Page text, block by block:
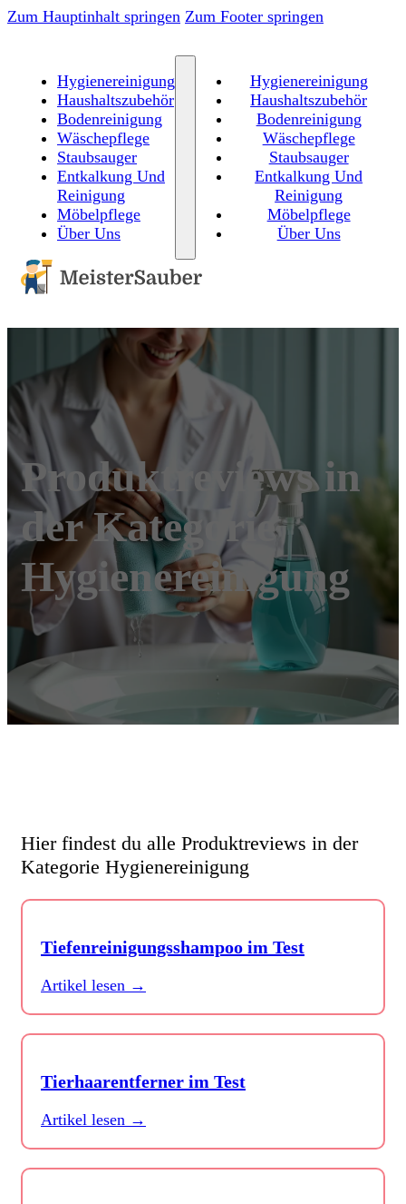
Zum Hauptinhalt springen Zum Footer springen
Hygienereinigung
Haushaltszubehör
Bodenreinigung
Wäschepflege
Staubsauger
Entkalkung Und
Reinigung
Möbelpflege
Über Uns
Hygienereinigung
Haushaltszubehör
Bodenreinigung
Wäschepflege
Staubsauger
Entkalkung Und
Reinigung
Möbelpflege
Über Uns
Produktreviews in
der Kategorie
Hygienereinigung
Hier findest du alle Produktreviews in der
Kategorie Hygienereinigung
Tiefenreinigungsshampoo im Test
Artikel lesen →
Tierhaarentferner im Test
Artikel lesen →